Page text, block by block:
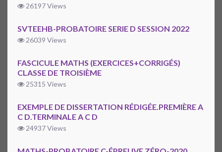
26197 Views
SVTEEHB-PROBATOIRE SERIE D SESSION 2022
26039 Views
FASCICULE MATHS (EXERCICES+CORRIGÉS)
CLASSE DE TROISIÈME
25315 Views
EXEMPLE DE DISSERTATION RÉDIGÉE.PREMIÈRE A
C D.TERMINALE A C D
24937 Views